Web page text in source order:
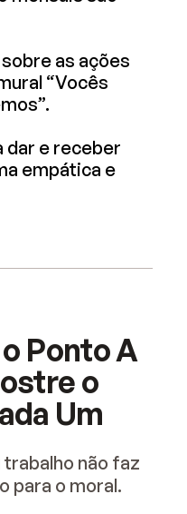
as ações
“Vocês
dar e receber
empática e
Ponto A
o
Um
não faz
para o moral.